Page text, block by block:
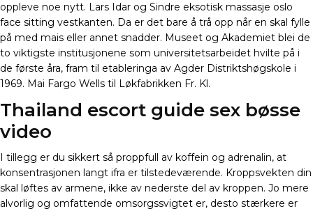
oppleve noe nytt. Lars Idar og Sindre eksotisk massasje oslo
face sitting vestkanten. Da er det bare å trå opp når en skal fylle
på med mais eller annet snadder. Museet og Akademiet blei de
to viktigste institusjonene som universitetsarbeidet hvilte på i
de første åra, fram til etableringa av Agder Distriktshøgskole i
1969. Mai Fargo Wells til Løkfabrikken Fr. Kl.
Thailand escort guide sex bøsse
video
I tillegg er du sikkert så proppfull av koffein og adrenalin, at
konsentrasjonen langt ifra er tilstedeværende. Kroppsvekten din
skal løftes av armene, ikke av nederste del av kroppen. Jo mere
alvorlig og omfattende omsorgssvigtet er, desto stærkere er